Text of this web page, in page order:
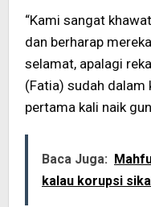
“Kami sangat
dan berharap
selamat, apalagi
(Fatia) sudah dalam
pertama kali naik
Baca Juga:
kalau korupsi